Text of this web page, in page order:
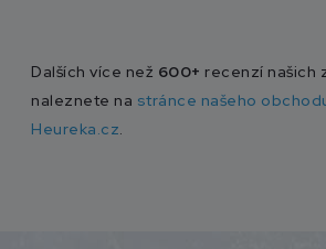
Dalších více než 600+ recenzí našich
naleznete na stránce našeho
Heureka.cz.